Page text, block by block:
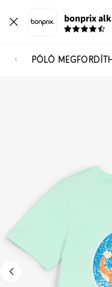
bonprix